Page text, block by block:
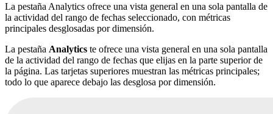
La pestaña Analytics ofrece una vista general en una sola pantalla de
la actividad del rango de fechas seleccionado, con métricas
principales desglosadas por dimensión.
La pestaña Analytics te ofrece una vista general en una sola pantalla
de la actividad del rango de fechas que elijas en la parte superior de
la página. Las tarjetas superiores muestran las métricas principales;
todo lo que aparece debajo las desglosa por dimensión.